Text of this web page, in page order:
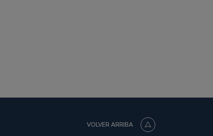
VOLVER ARRIBA